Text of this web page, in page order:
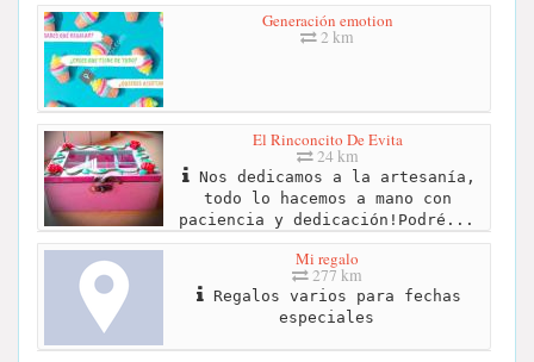
Generación emotion
2 km
El Rinconcito De Evita
24 km
Nos dedicamos a la artesanía,
todo lo hacemos a mano con
paciencia y dedicación!Podré...
Mi regalo
277 km
Regalos varios para fechas
especiales